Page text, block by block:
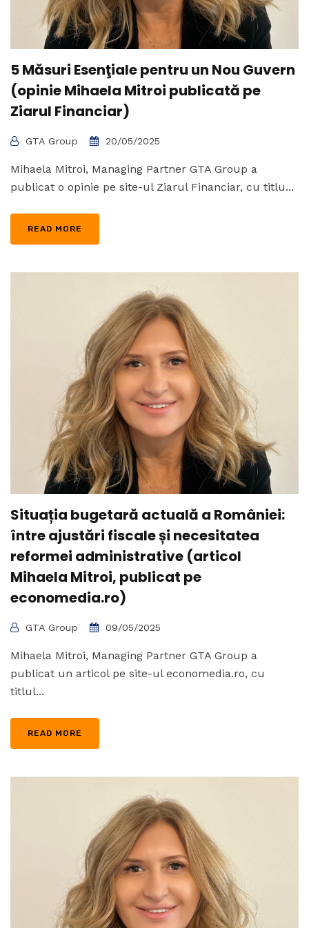
5 Măsuri Esenţiale pentru un Nou Guvern
(opinie Mihaela Mitroi publicată pe
Ziarul Financiar)
GTA Group 20/05/2025
Mihaela Mitroi, Managing Partner GTA Group a
publicat o opinie pe site-ul Ziarul Financiar, cu titlu...
READ MORE
Situația bugetară actuală a României:
între ajustări fiscale și necesitatea
reformei administrative (articol
Mihaela Mitroi, publicat pe
economedia.ro)
GTA Group 09/05/2025
Mihaela Mitroi, Managing Partner GTA Group a
publicat un articol pe site-ul economedia.ro, cu
titlul...
READ MORE